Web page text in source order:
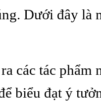
Dưới đây là
các tác phẩm
biểu đạt ý